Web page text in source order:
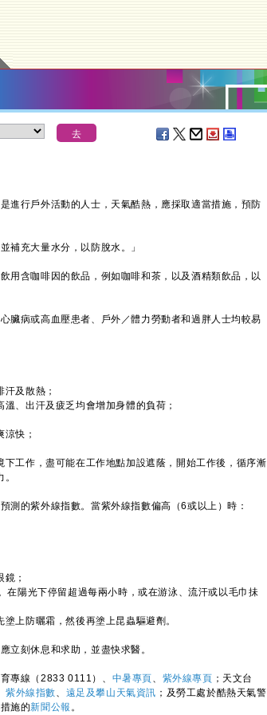
行戶外活動的人士，天氣酷熱，應採取適當措施，預防
充大量水分，以防脫水。」
含咖啡因的飲品，例如咖啡和茶，以及酒精類飲品，以
病或高血壓患者、戶外／體力勞動者和過胖人士均較易
及散熱；
、出汗及疲乏均會增加身體的負荷；
快；
工作，盡可能在工作地點加設遮蔭，開始工作後，循序漸
的紫外線指數。當紫外線指數偏高（6或以上）時：
；
在陽光下停留超過每兩小時，或在游泳、流汗或以毛巾抺
上防曬霜，然後再塗上昆蟲驅避劑。
刻休息和求助，並盡快求醫。
專線（2833 0111）、 中暑專頁、 紫外線專頁 ；天文台
紫外線指​數、 遠足及攀山天氣資訊 ；及勞工處於酷熱天氣警
施的新聞公報 。